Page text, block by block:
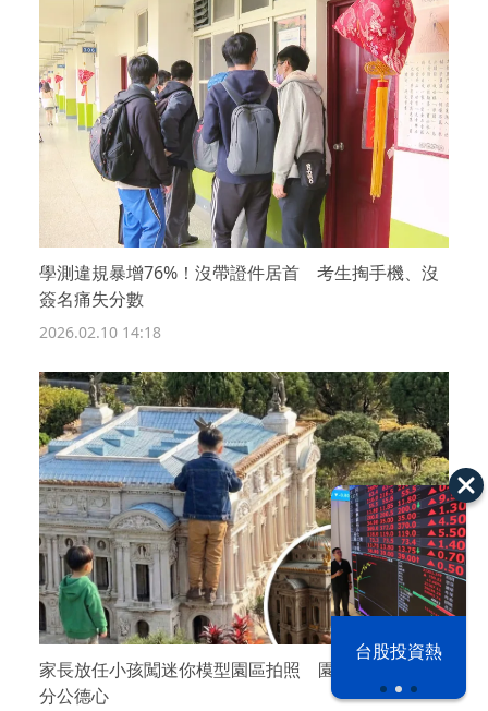
漢光42演習 台股投資熱
學測違規暴增76%！沒帶證件居首 考生掏手機、沒
簽名痛失分數
2026.02.10 14:18
家長放任小孩闖迷你模型園區拍照 園方呼籲：多一
分公德心